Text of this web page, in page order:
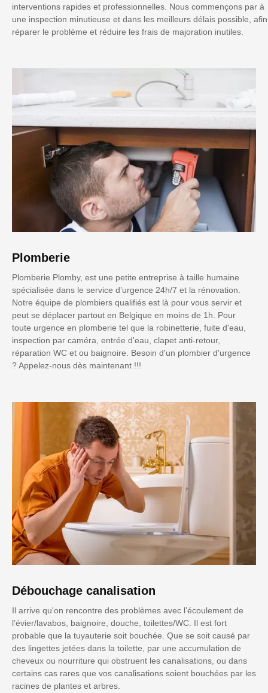
interventions rapides et professionnelles. Nous commençons par à
une inspection minutieuse et dans les meilleurs délais possible, afin
réparer le problème et réduire les frais de majoration inutiles.
Plomberie
Plomberie Plomby, est une petite entreprise à taille humaine
spécialisée dans le service d’urgence 24h/7 et la rénovation.
Notre équipe de plombiers qualifiés est là pour vous servir et
peut se déplacer partout en Belgique en moins de 1h. Pour
toute urgence en plomberie tel que la robinetterie, fuite d'eau,
inspection par caméra, entrée d'eau, clapet anti-retour,
réparation WC et ou baignoire. Besoin d'un plombier d'urgence
? Appelez-nous dès maintenant !!!
Débouchage canalisation
Il arrive qu'on rencontre des problèmes avec l’écoulement de
l’évier/lavabos, baignoire, douche, toilettes/WC. Il est fort
probable que la tuyauterie soit bouchée. Que se soit causé par
des lingettes jetées dans la toilette, par une accumulation de
cheveux ou nourriture qui obstruent les canalisations, ou dans
certains cas rares que vos canalisations soient bouchées par les
racines de plantes et arbres.